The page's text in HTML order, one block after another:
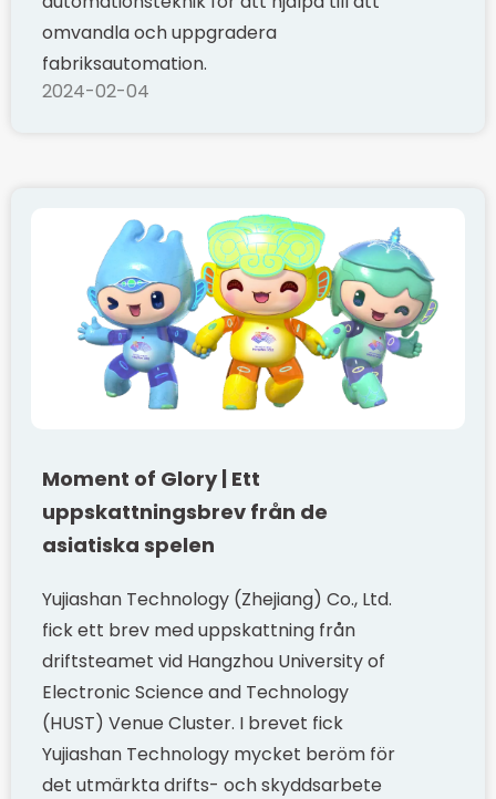
omvandla och uppgradera
fabriksautomation.
2024-02-04
Moment of Glory | Ett
uppskattningsbrev från de
asiatiska spelen
Yujiashan Technology (Zhejiang) Co., Ltd.
fick ett brev med uppskattning från
driftsteamet vid Hangzhou University of
Electronic Science and Technology
(HUST) Venue Cluster. I brevet fick
Yujiashan Technology mycket beröm för
det utmärkta drifts- och skyddsarbete